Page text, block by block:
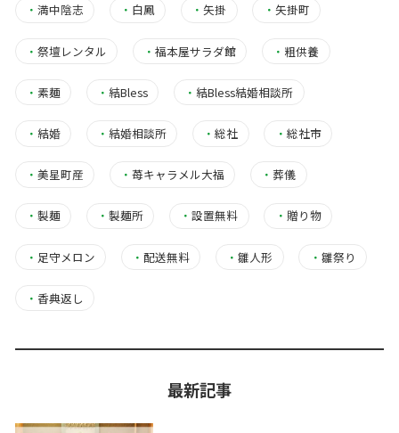
・ 満中陰志 ・ 白鳳 ・矢掛 ・ 矢掛町
・ 祭壇レンタル ・福本屋サラダ館 ・ 粗供養
・ 素麺 ・ 結Bless ・ 結Bless結婚相談所
・ 結婚 ・ 結婚相談所 ・総社 ・ 総社市
・ 美星町産 ・苺キャラメル大福 ・葬儀
・ 製麺 ・製麺所 ・設置無料 ・ 贈り物
・ 足守メロン ・配送無料 ・雛人形 ・ 雛祭り
・ 香典返し
最新記事